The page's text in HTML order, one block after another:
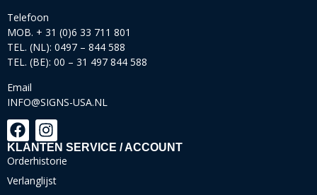
Telefoon
MOB. + 31 (0)6 33 711 801
TEL. (NL): 0497 – 844 588
TEL. (BE): 00 – 31 497 844 588
Email
INFO@SIGNS-USA.NL
KLANTEN SERVICE / ACCOUNT
Orderhistorie
Verlanglijst